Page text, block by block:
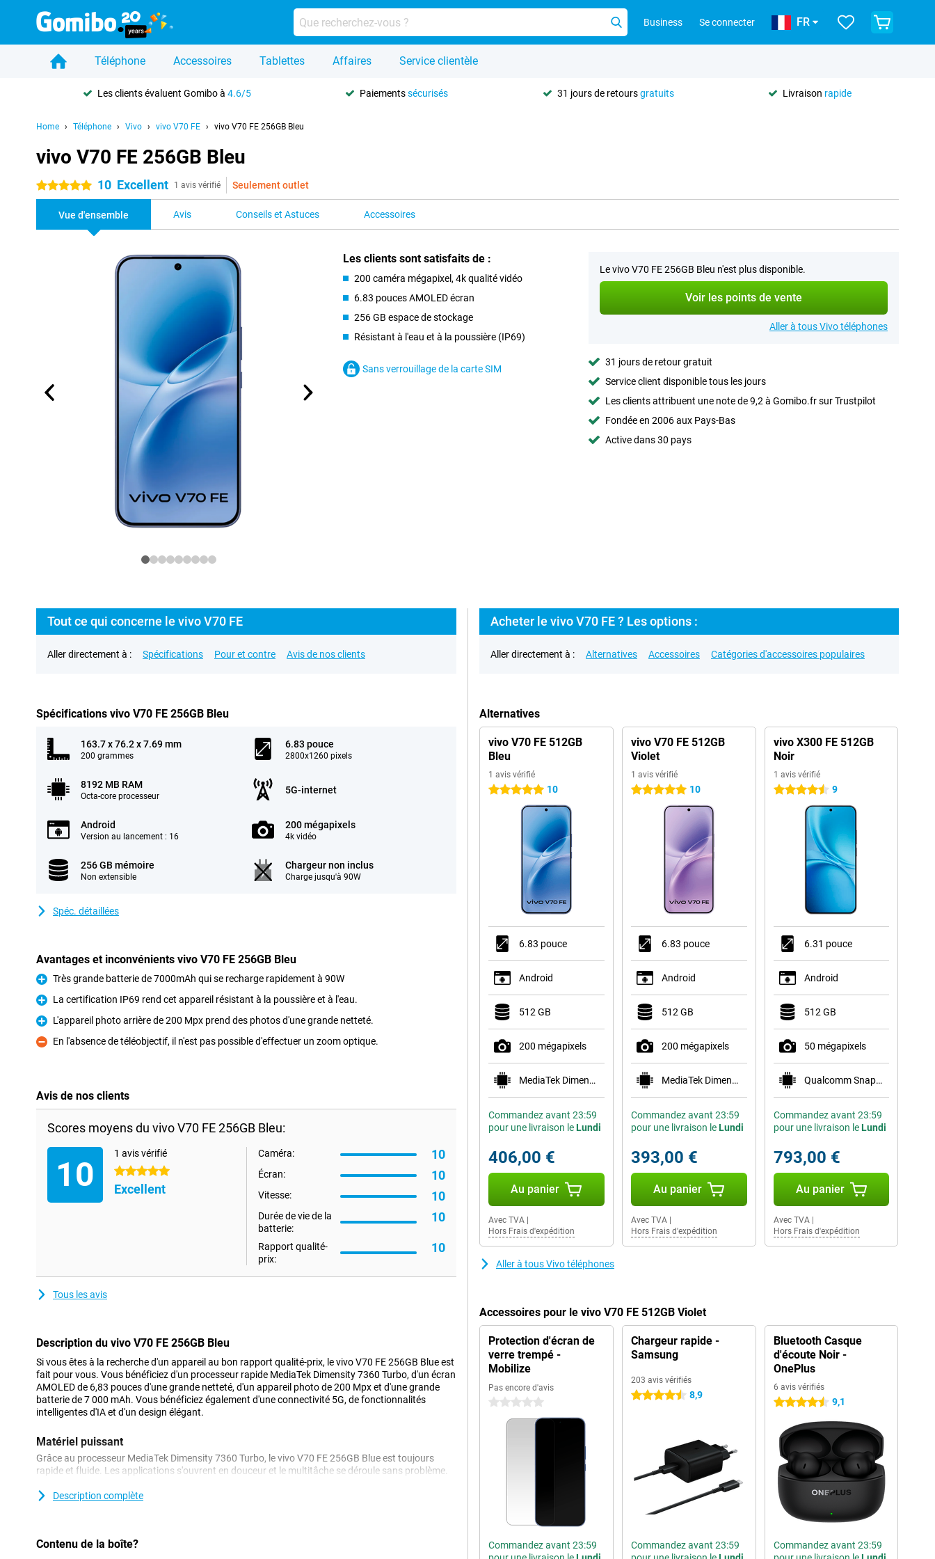
Business Se connecter FR
Téléphone Accessoires Tablettes Affaires Service clientèle
Les clients évaluent Gomibo à4.6/5 Paiementssécurisés 31 jours de retoursgratuits Livraison rapide
Home Téléphone Vivo vivo V70 FE vivo V70 FE 256GB Bleu
vivo V70 FE 256GB Bleu
5 étoiles 10 Excellent 1 avis vérifié Seulement outlet
Vue d'ensemble Avis Conseils et Astuces Accessoires
Les clients sont satisfaits de :
200 caméra mégapixel, 4k qualité vidéo
6.83 pouces AMOLED écran
256 GB espace de stockage
Résistant à l'eau et à la poussière (IP69)
Sans verrouillage de la carte SIM
Le vivo V70 FE 256GB Bleu n'est plus disponible.
Voir les points de vente
Aller à tous Vivo téléphones
31 jours de retour gratuit
Service client disponible tous les jours
Les clients attribuent une note de 9,2 à Gomibo.fr sur Trustpilot
Fondée en 2006 aux Pays-Bas
Active dans 30 pays
Tout ce qui concerne le vivo V70 FE
Aller directement à : Spécifications Pour et contre Avis de nos clients
Spécifications vivo V70 FE 256GB Bleu
163.7 x 76.2 x 7.69 mm
200 grammes
6.83 pouce
2800x1260 pixels
8192 MB RAM
Octa-core processeur
5G-internet
Android
Version au lancement : 16
200 mégapixels
4k vidéo
256 GB mémoire
Non extensible
Chargeur non inclus
Charge jusqu'à 90W
Spéc. détaillées
Avantages et inconvénients vivo V70 FE 256GB Bleu
Pour
Très grande batterie de 7000mAh qui se recharge rapidement à 90W
Pour
La certification IP69 rend cet appareil résistant à la poussière et à l'eau.
Pour
L'appareil photo arrière de 200 Mpx prend des photos d'une grande netteté.
Contre
En l'absence de téléobjectif, il n'est pas possible d'effectuer un zoom optique.
Avis de nos clients
Scores moyens du vivo V70 FE 256GB Bleu:
10
1 avis vérifié
5 étoiles
Excellent
Caméra: 10
Écran: 10
Vitesse: 10
Durée de vie de la
batterie:
10
Rapport qualité-
prix:
10
Tous les avis
Description du vivo V70 FE 256GB Bleu
Si vous êtes à la recherche d'un appareil au bon rapport qualité-prix, le vivo V70 FE 256GB Blue est
fait pour vous. Vous bénéficiez d'un processeur rapide MediaTek Dimensity 7360 Turbo, d'un écran
AMOLED de 6,83 pouces d'une grande netteté, d'un appareil photo de 200 Mpx et d'une grande
batterie de 7 000 mAh. Vous bénéficiez également d'une connectivité 5G, de fonctionnalités
intelligentes d'IA et d'un design élégant.
Matériel puissant
Grâce au processeur MediaTek Dimensity 7360 Turbo, le vivo V70 FE 256GB Blue est toujours
rapide et fluide. Les applications s'ouvrent en douceur et le multitâche se déroule sans problème.
application à l'autre sans effort. Le vivo V70 FE offre également une mémoire vive extensible
quand même vide ? Rechargez-la à la vitesse de l'éclair grâce à la charge rapide 90W. En peu de
Description complète
Contenu de la boîte?
Acheter le vivo V70 FE ? Les options :
Aller directement à : Alternatives Accessoires Catégories d'accessoires populaires
Alternatives
vivo V70 FE 512GB
Bleu
1 avis vérifié
5 étoiles 10
6.83 pouce
Android
512 GB
200 mégapixels
MediaTek Dimensity 7360 Turbo
Commandez avant 23:59
pour une livraison leLundi
406,00 €
Au panier
Avec TVA
Hors Frais d'expédition
vivo V70 FE 512GB
Violet
1 avis vérifié
5 étoiles 10
6.83 pouce
Android
512 GB
200 mégapixels
MediaTek Dimensity 7360 Turbo
Commandez avant 23:59
pour une livraison leLundi
393,00 €
Au panier
Avec TVA|
Hors Frais d'expédition
vivo X300 FE 512GB
Noir
1 avis vérifié
4.5 étoiles 9
6.31 pouce
Android
512 GB
50 mégapixels
Qualcomm Snapdragon 8 Gen 5 Mobile Platform
Commandez avant 23:59
pour une livraison leLundi
793,00 €
Au panier
Avec TVA|
Hors Frais d'expédition
Aller à tous Vivo téléphones
Accessoires pour le vivo V70 FE 512GB Violet
Protection d'écran de
verre trempé -
Mobilize
Pas encore d'avis
0 étoiles
Commandez avant 23:59
Chargeur rapide -
Samsung
203 avis vérifiés
4.5 étoiles 8,9
Commandez avant 23:59
Bluetooth Casque
d'écoute Noir -
OnePlus
6 avis vérifiés
4.5 étoiles 9,1
Commandez avant 23:59